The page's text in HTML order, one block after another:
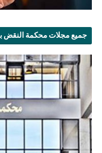
جميع مجلات محكمة النقض